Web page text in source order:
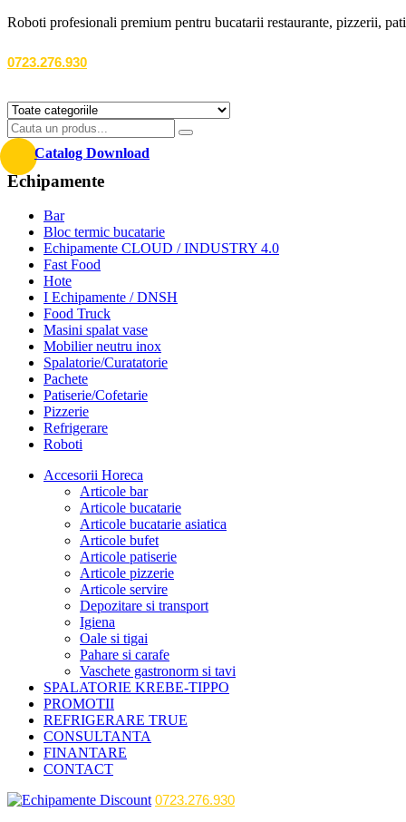
Roboti profesionali premium pentru bucatarii restaurante, pizzerii,
0723.276.930
Catalog Download
Echipamente
Bar
Bloc termic bucatarie
Echipamente CLOUD / INDUSTRY 4.0
Fast Food
Hote
I Echipamente / DNSH
Food Truck
Masini spalat vase
Mobilier neutru inox
Spalatorie/Curatatorie
Pachete
Patiserie/Cofetarie
Pizzerie
Refrigerare
Roboti
Accesorii Horeca
Articole bar
Articole bucatarie
Articole bucatarie asiatica
Articole bufet
Articole patiserie
Articole pizzerie
Articole servire
Depozitare si transport
Igiena
Oale si tigai
Pahare si carafe
Vaschete gastronorm si tavi
SPALATORIE KREBE-TIPPO
PROMOTII
REFRIGERARE TRUE
CONSULTANTA
FINANTARE
CONTACT
0723.276.930